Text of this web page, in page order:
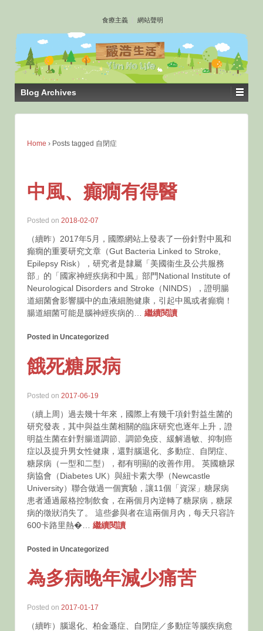
TO
MAIN
CONTENT
食療主義 網站聲明
Blog Archives
Home › Posts tagged 自閉症
中風、癲癇有得醫
Posted on 2018-02-07
（續昨）2017年5月，國際網站上發表了一份針對中風和
癲癇的重要研究文章（Gut Bacteria Linked to Stroke,
Epilepsy Risk），研究者是隸屬「美國衞生及公共服務
部」的「國家神經疾病和中風」部門National Institute of
Neurological Disorders and Stroke（NINDS），證明腸
道細菌會影響腦中的血液細胞健康，引起中風或者癲癇！
腸道細菌可能是腦神經疾病的… 繼續閱讀
Posted in Uncategorized
餓死糖尿病
Posted on 2017-06-19
（續上周）過去幾十年來，國際上有幾千項針對益生菌的
研究發表，其中與益生菌相關的臨床研究也逐年上升，證
明益生菌在針對腸道調節、調節免疫、緩解過敏、抑制癌
症以及提升男女性健康，還對腦退化、多動症、自閉症、
糖尿病（一型和二型），都有明顯的改善作用。 英國糖尿
病協會（Diabetes UK）與紐卡素大學（Newcastle
University）聯合做過一個實驗，讓11個「資深」糖尿病
患者通過嚴格控制飲食，在兩個月內逆轉了糖尿病，糖尿
病的徵狀消失了。 這些參與者在這兩個月內，每天只容許
600卡路里熱�… 繼續閱讀
Posted in Uncategorized
為多病晚年減少痛苦
Posted on 2017-01-17
（續昨）腦退化、柏金遜症、自閉症／多動症等腦疾病愈